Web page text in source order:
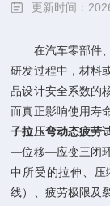
更新时间：
在汽车零部件、
研发过程中，材料
品设计安全系数的
而真正影响使用寿
子拉压弯动态疲劳
—位移—应变三闭环
中所受的拉伸、压
线）、疲劳极限及